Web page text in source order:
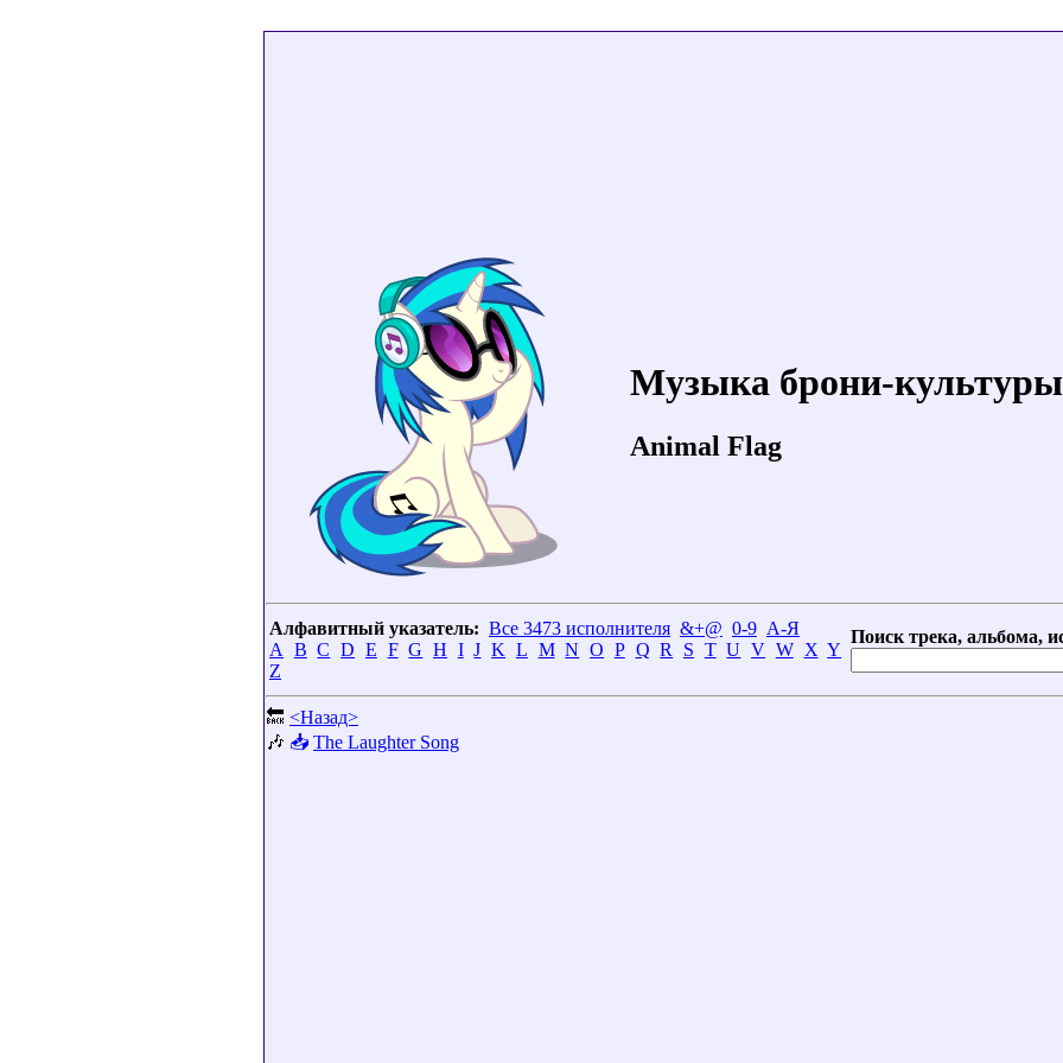
Музыка брони-культуры
Animal Flag
Алфавитный указатель: Все 3473 исполнителя &+@ 0-9 А-Я
A
B C D E F G H I J K L M N O P Q R S T U V W X Y
Z
Поиск трека, альбома,
🔙 <Назад>
🎶 📥 The Laughter Song